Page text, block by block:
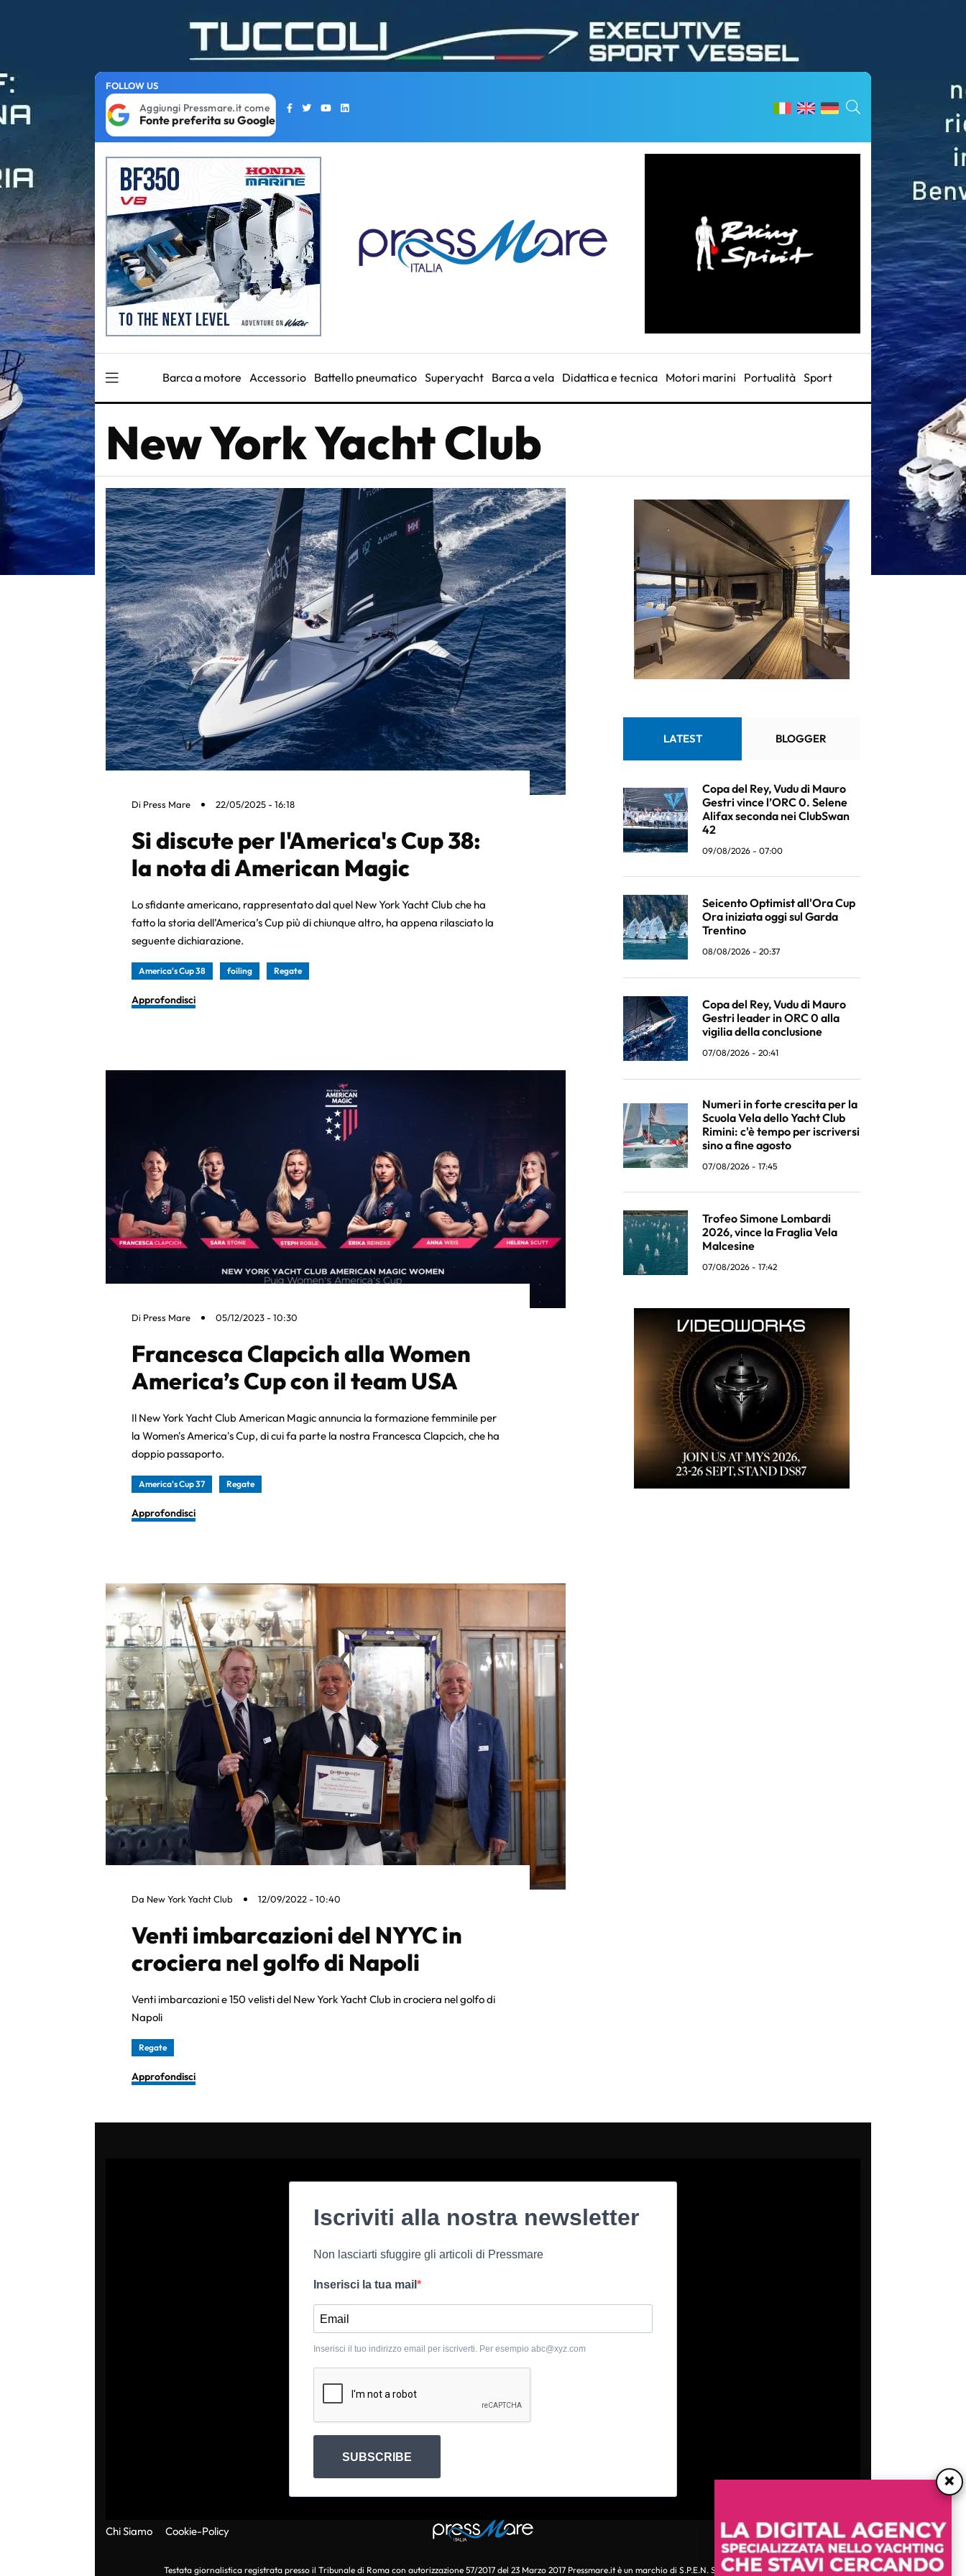
FOLLOW US
Aggiungi Pressmare.it come
Fonte preferita su Google
Barca a motore Accessorio Battello pneumatico Superyacht Barca a vela Didattica e tecnica Motori marini Portualità Sport
New York Yacht Club
Di Press Mare 22/05/2025 - 16:18
Si discute per l'America's Cup 38:
la nota di American Magic
Lo sfidante americano, rappresentato dal quel New York Yacht Club che ha
fatto la storia dell’America’s Cup più di chiunque altro, ha appena rilasciato la
seguente dichiarazione.
America's Cup 38 foiling Regate
Approfondisci
Di Press Mare 05/12/2023 - 10:30
Francesca Clapcich alla Women
America’s Cup con il team USA
Il New York Yacht Club American Magic annuncia la formazione femminile per
la Women's America's Cup, di cui fa parte la nostra Francesca Clapcich, che ha
doppio passaporto.
America's Cup 37 Regate
Approfondisci
Da New York Yacht Club 12/09/2022 - 10:40
Venti imbarcazioni del NYYC in
crociera nel golfo di Napoli
Venti imbarcazioni e 150 velisti del New York Yacht Club in crociera nel golfo di
Napoli
Regate
Approfondisci
LATEST BLOGGER
Copa del Rey, Vudu di Mauro
Gestri vince l’ORC 0. Selene
Alifax seconda nei ClubSwan
42
09/08/2026 - 07:00
Seicento Optimist all'Ora Cup
Ora iniziata oggi sul Garda
Trentino
08/08/2026 - 20:37
Copa del Rey, Vudu di Mauro
Gestri leader in ORC 0 alla
vigilia della conclusione
07/08/2026 - 20:41
Numeri in forte crescita per la
Scuola Vela dello Yacht Club
Rimini: c'è tempo per iscriversi
sino a fine agosto
07/08/2026 - 17:45
Trofeo Simone Lombardi
2026, vince la Fraglia Vela
Malcesine
07/08/2026 - 17:42
×
Iscriviti alla nostra newsletter
Non lasciarti sfuggire gli articoli di Pressmare
Inserisci la tua mail
Inserisci il tuo indirizzo email per iscriverti. Per esempio abc@xyz.com
SUBSCRIBE
Chi Siamo Cookie-Policy
Testata giornalistica registrata presso il Tribunale di Roma con autorizzazione 57/2017 del 23 Marzo 2017 Pressmare.it è un marchio di S.P.E.N. Srl - P.IVA 06511641000